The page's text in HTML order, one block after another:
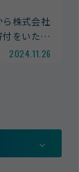
2024.11.26
株式会社
をいた…